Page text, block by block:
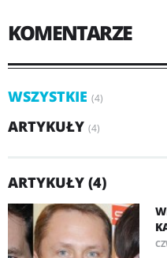
KOMENTARZE
WSZYSTKIE (4)
ARTYKUŁY (4)
ARTYKUŁY (4)